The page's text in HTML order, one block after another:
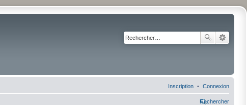
Connexion
Inscription
Rechercher